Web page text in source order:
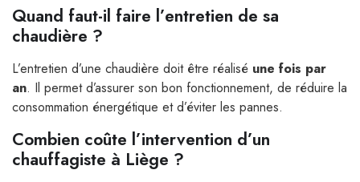
Quand faut-il faire l’entretien de sa
chaudière ?
L’entretien d’une chaudière doit être réalisé une fois par
an. Il permet d’assurer son bon fonctionnement, de réduire la
consommation énergétique et d’éviter les pannes.
Combien coûte l’intervention d’un
chauffagiste à Liège ?